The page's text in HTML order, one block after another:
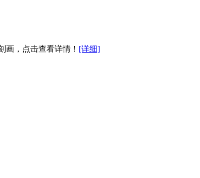
，点击查看详情！ [详细]